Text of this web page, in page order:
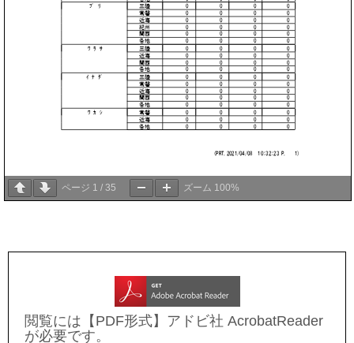
ページ 1 / 35 ズーム 100%
閲覧には【PDF形式】アドビ社 AcrobatReader
が必要です。